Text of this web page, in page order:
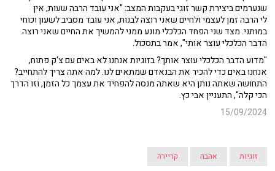
שנערמים ביצירת קשר זוגי בעקבות המצב: "אני עובד הרבה שעות, אין
לי הרבה זמן לעצמי ולחיים שאני רוצה לבנות, אני עובד מסביב לשעון וכוחי
במותני. מצד שני הפחד הכלכלי מונע ממני להמשיך את החיים שאני רוצה.
הדבר הכלכלי עוצר אותי", אמר בתסכול.
"מדוע הדבר הכלכלי עוצר אותך? בזוגיות אנחנו לא באים עם צ'ק פתוח,
אנחנו באים כדי להכיר את הבנאדם שמתאים לנו. למה אתה צריך להתחייב?
התחושה שאתה נותן היא שאתה מנסה להפחיד את עצמך כל הזמן, וזו הדרך
הכי קלה", התעניין אבי כץ.
15/09/2024
זוגיות אהבה קריירה